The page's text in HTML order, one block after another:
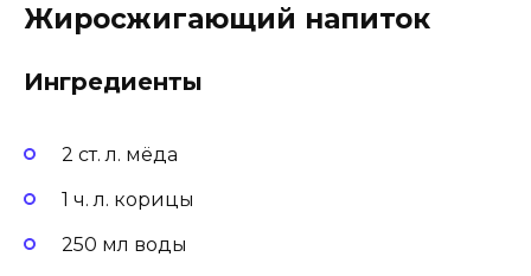
Жиросжигающий напиток
Ингредиенты
2 ст. л. мёда
1 ч. л. корицы
250 мл воды